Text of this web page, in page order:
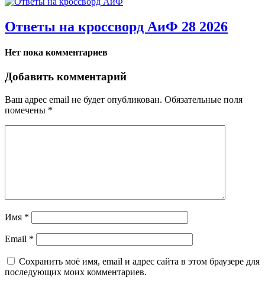
Ответы на кроссворд АиФ 28 2026
Нет пока комментариев
Добавить комментарий
Ваш адрес email не будет опубликован. Обязательные поля
помечены *
Имя *
Email *
Сохранить моё имя, email и адрес сайта в этом браузере для
последующих моих комментариев.